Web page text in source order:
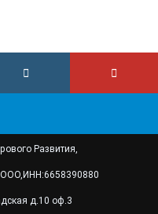
Развития,
ООО, ИНН:6658390880
д.10 оф.3